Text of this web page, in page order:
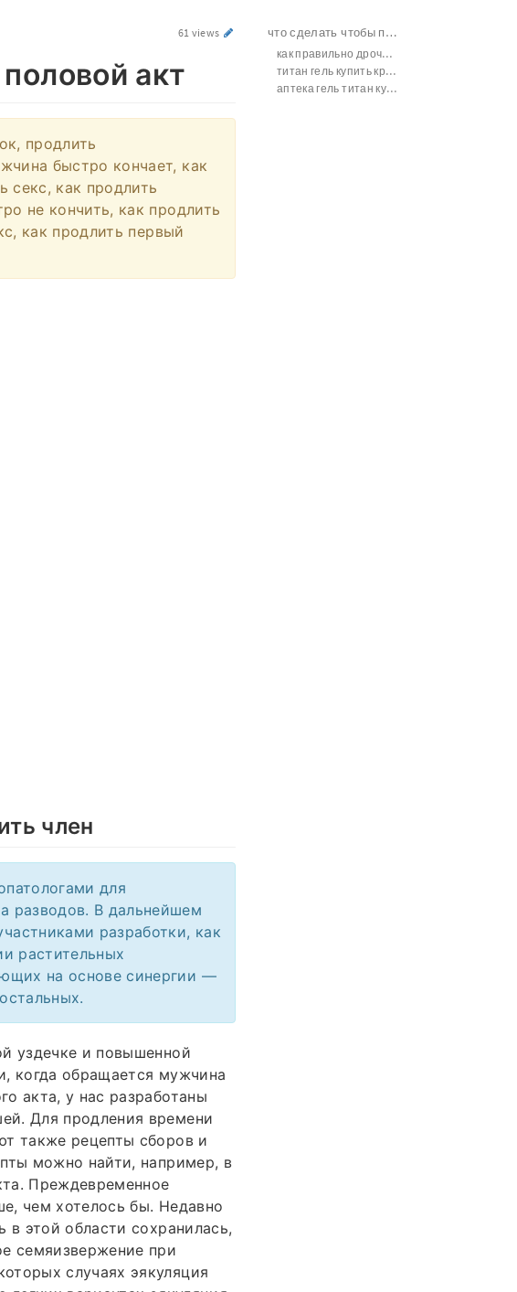
61 views
акт
продлить
быстро кончает, как
секс, как продлить
не кончить, как продлить
как продлить первый
член
для
разводов. В дальнейшем
разработки, как
растительных
на основе синергии —
уздечке и повышенной
когда обращается мужчина
акта, у нас разработаны
Для продления времени
также рецепты сборов и
можно найти, например, в
Преждевременное
чем хотелось бы. Недавно
в этой области сохранилась,
семяизвержение при
случаях эякуляция
что сделать чтобы продлить половой акт
как правильно дрочить чтобы увеличить член
титан гель купить красноярск
аптека гель титан купить москва